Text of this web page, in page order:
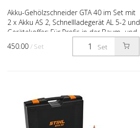
Akku-Gehölzschneider GTA 40 im Set mit
2 x Akku AS 2, Schnellladegerät AL 5-2 und
Gerätekoffer: Für Profis in der Baum- und
Gehölzpflege sowie auf Baustellen Wenn
Sie noc...
Set
450.00 / Set